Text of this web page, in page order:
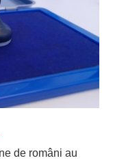
de români au